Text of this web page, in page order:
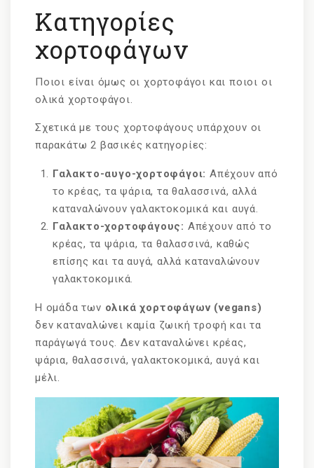
Κατηγορίες
χορτοφάγων
Ποιοι είναι όμως οι χορτοφάγοι και ποιοι οι
ολικά χορτοφάγοι.
Σχετικά με τους χορτοφάγους υπάρχουν οι
παρακάτω 2 βασικές κατηγορίες:
Γαλακτο-αυγο-χορτοφάγοι: Απέχουν από
το κρέας, τα ψάρια, τα θαλασσινά, αλλά
καταναλώνουν γαλακτοκομικά και αυγά.
Γαλακτο-χορτοφάγους: Απέχουν από το
κρέας, τα ψάρια, τα θαλασσινά, καθώς
επίσης και τα αυγά, αλλά καταναλώνουν
γαλακτοκομικά.
Η ομάδα των ολικά χορτοφάγων (vegans)
δεν καταναλώνει καμία ζωική τροφή και τα
παράγωγά τους. Δεν καταναλώνει κρέας,
ψάρια, θαλασσινά, γαλακτοκομικά, αυγά και
μέλι.